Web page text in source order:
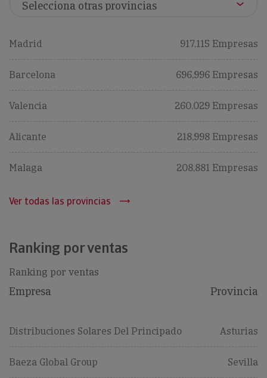
Madrid 917,115 Empresas
Barcelona 696,996 Empresas
Valencia 260,029 Empresas
Alicante 218,998 Empresas
Malaga 208,881 Empresas
Ver todas las provincias
Ranking por ventas
Ranking por ventas
Empresa Provincia
Distribuciones Solares Del Principado Asturias
Baeza Global Group Sevilla